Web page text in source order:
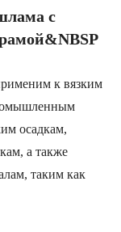
с
к вязким
осадкам,
а также
таким как